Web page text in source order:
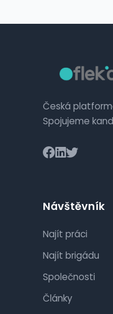
Česká
Spojujeme
Návštěvník
Najít práci
Najít brigádu
Společnosti
Články